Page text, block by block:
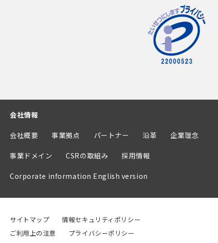
会社情報
会社概要 事業拠点 パートナー 沿革 企業理念
事業ドメイン CSRの取組み 採用情報
Corporate information English version
サイトマップ
情報セキュリティポリシー
ご利用上の注意
プライバシーポリシー